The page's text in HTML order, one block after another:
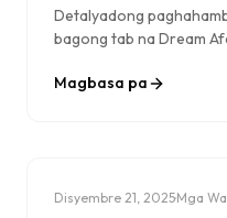
Detalyadong
bagong tab na Dream
performance para
Magbasa pa
Disyembre 21, 2025·Mga